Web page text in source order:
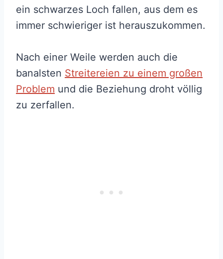
ein schwarzes Loch fallen, aus dem es
immer schwieriger ist herauszukommen.
Nach einer Weile werden auch die
banalsten Streitereien zu einem großen
Problem und die Beziehung droht völlig
zu zerfallen.